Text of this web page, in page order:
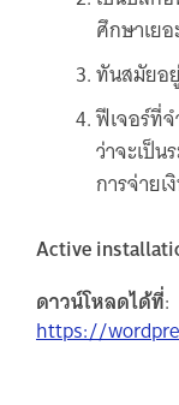
ศึกษาเย
ทันสมัยอ
ฟีเจอร์ที่
ว่าจะเป็
การจ่ายเ
Active
ดาวน์โหลดได้ที่:
https://